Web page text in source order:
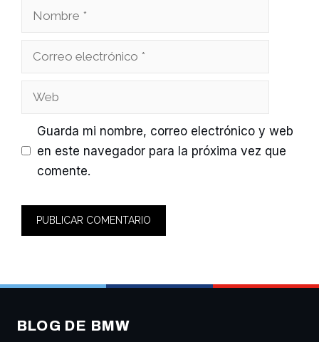
Nombre
Correo
Web
Guarda mi nombre, correo electrónico y web
en este navegador para la próxima vez que
comente.
BLOG DE BMW